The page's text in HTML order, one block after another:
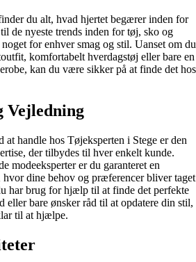
du alt, hvad hjertet begærer inden for
de nyeste trends inden for tøj, sko og
for enhver smag og stil. Uanset om du
komfortabelt hverdagstøj eller bare en
kan du være sikker på at finde det hos
Vejledning
at handle hos Tøjeksperten i Stege er den
der tilbydes til hver enkelt kunde.
modeeksperter er du garanteret en
dine behov og præferencer bliver taget
har brug for hjælp til at finde det perfekte
eller bare ønsker råd til at opdatere din stil,
til at hjælpe.